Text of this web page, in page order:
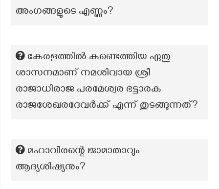
അംഗങ്ങളുടെ എണ്ണം?
കേരളത്തിൽ കണ്ടെത്തിയ ഏതു
ശാസനമാണ് നമശിവായ ശ്രീ
രാജാധിരാജ പരമേശ്വര ഭട്ടാരക
രാജശേഖരദേവർക്ക് എന്ന് തുടങ്ങുന്നത്?
മഹാവീരന്റെ ജാമാതാവും
ആദ്യശിഷ്യനും?